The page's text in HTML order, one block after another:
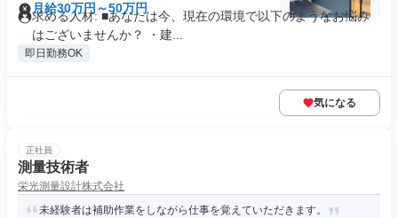
月給30万円～50万円
求める人材: ■あなたは今、現在の環境で以下のようなお悩み
はございませんか？ ・建...
即日勤務OK
気になる
正社員
測量技術者
栄光測量設計株式会社
未経験者は補助作業をしながら仕事を覚えていただきます。